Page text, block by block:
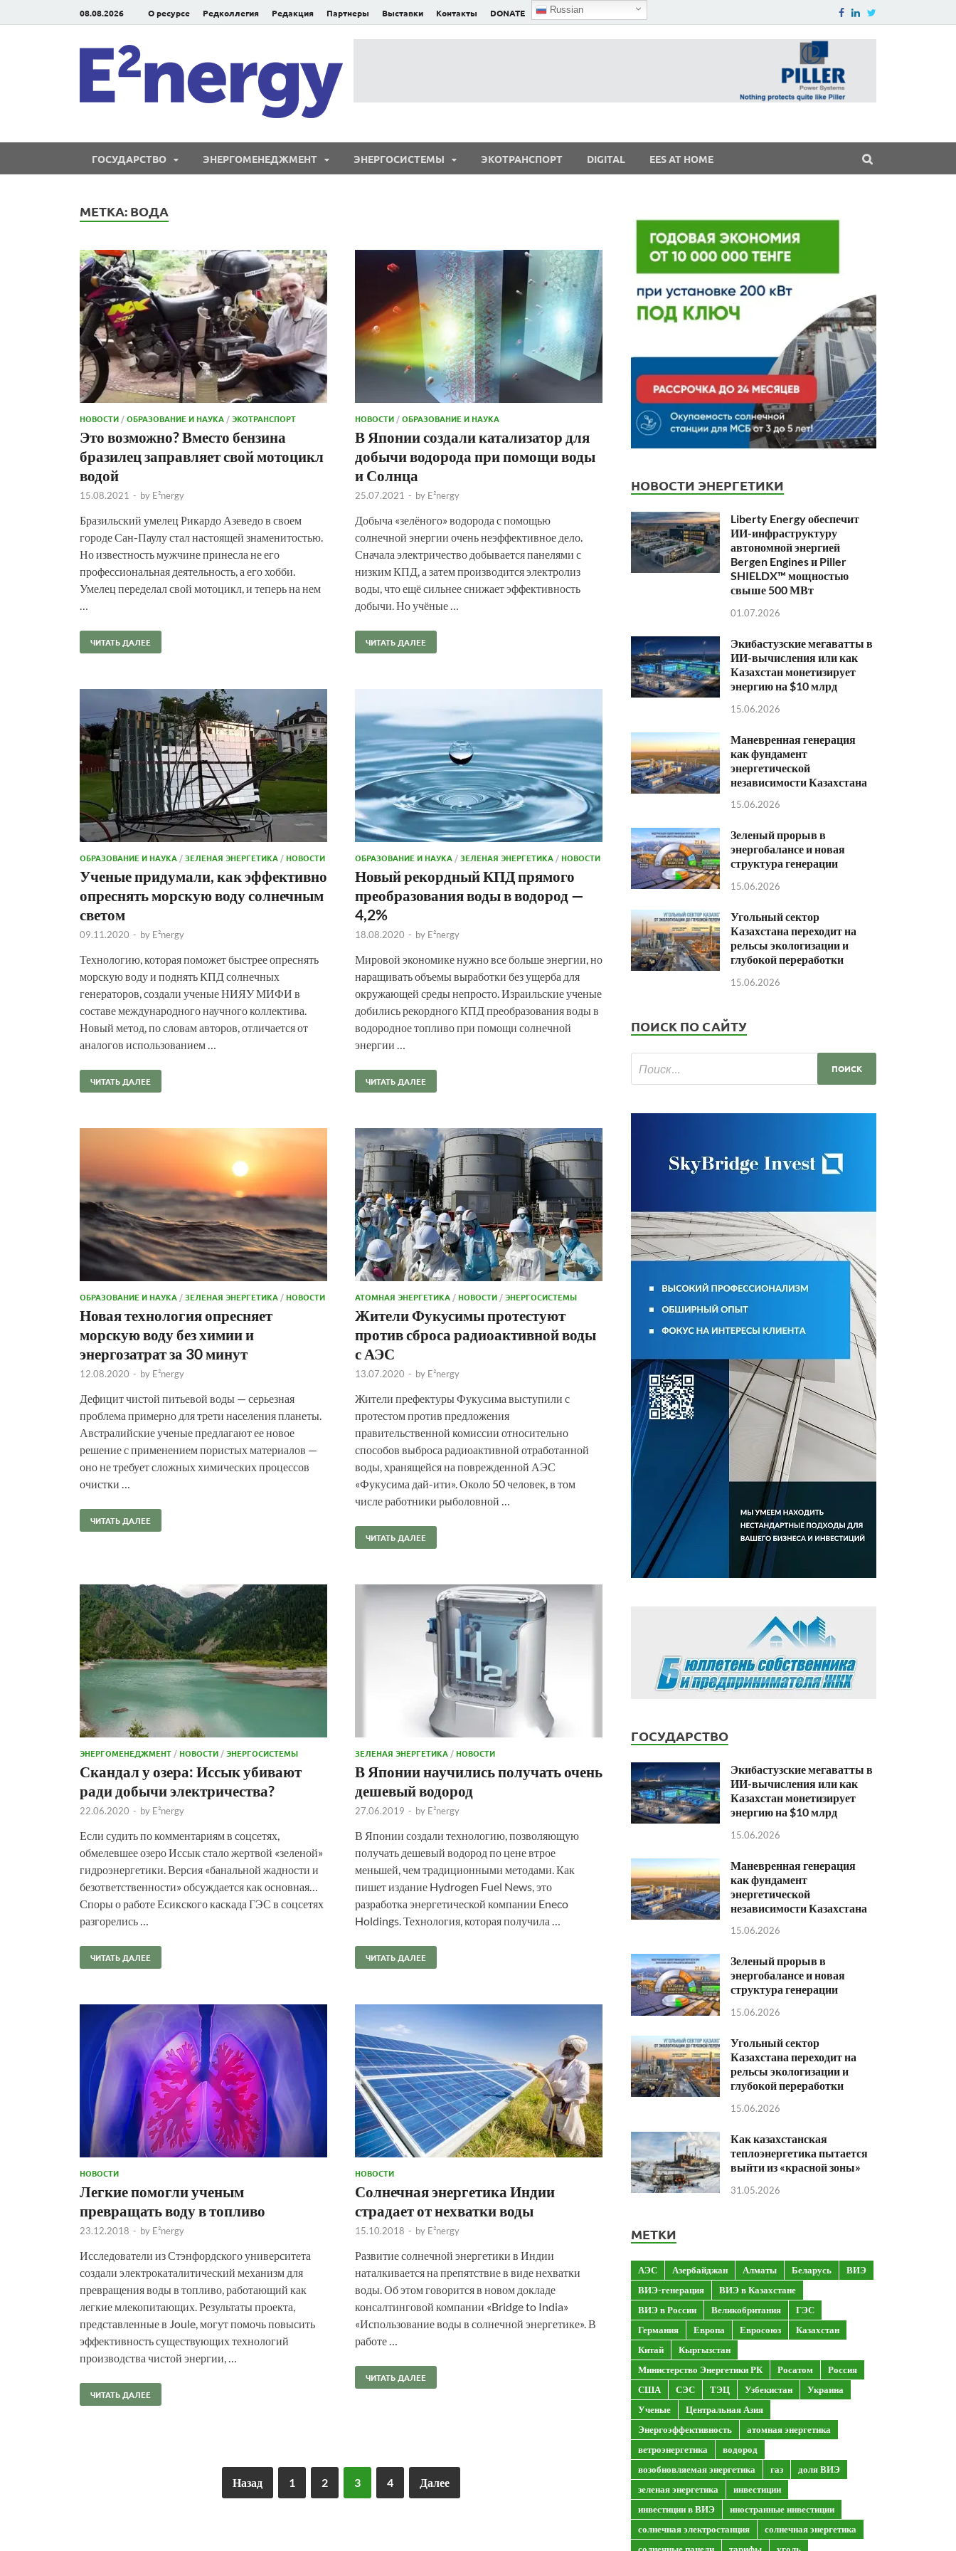
08.08.2026 О ресурсе Редколлегия Редакция Партнеры Выставки Контакты DONATE Russian
ГОСУДАРСТВО ЭНЕРГОМЕНЕДЖМЕНТ ЭНЕРГОСИСТЕМЫ ЭКОТРАНСПОРТ DIGITAL EES AT HOME
МЕТКА: ВОДА
НОВОСТИ /ОБРАЗОВАНИЕ И НАУКА /ЭКОТРАНСПОРТ
Это возможно? Вместо бензина
бразилец заправляет свой мотоцикл
водой
15.08.2021 - by E²nergy
Бразильский умелец Рикардо Азеведо в своем
городе Сан-Паулу стал настоящей знаменитостью.
Но известность мужчине принесла не его
профессиональная деятельность, а его хобби.
Умелец переделал свой мотоцикл, и теперь на нем
ЧИТАТЬ ДАЛЕЕ
НОВОСТИ /ОБРАЗОВАНИЕ И НАУКА
В Японии создали катализатор для
добычи водорода при помощи воды
и Солнца
25.07.2021 - by E²nergy
Добыча «зелёного» водорода с помощью
солнечной энергии очень неэффективное дело.
Сначала электричество добывается панелями с
низким КПД, а затем производится электролиз
воды, что ещё сильнее снижает эффективность
добычи. Но учёные …
ЧИТАТЬ ДАЛЕЕ
ОБРАЗОВАНИЕ И НАУКА /ЗЕЛЕНАЯ ЭНЕРГЕТИКА /НОВОСТИ
Ученые придумали, как эффективно
опреснять морскую воду солнечным
светом
09.11.2020 - by E²nergy
Технологию, которая поможет быстрее опреснять
морскую воду и поднять КПД солнечных
генераторов, создали ученые НИЯУ МИФИ в
составе международного научного коллектива.
Новый метод, по словам авторов, отличается от
аналогов использованием …
ЧИТАТЬ ДАЛЕЕ
ОБРАЗОВАНИЕ И НАУКА /ЗЕЛЕНАЯ ЭНЕРГЕТИКА /НОВОСТИ
Новый рекордный КПД прямого
преобразования воды в водород —
4,2%
18.08.2020 - by E²nergy
Мировой экономике нужно все больше энергии, но
наращивать объемы выработки без ущерба для
окружающей среды непросто. Израильские ученые
добились рекордного КПД преобразования воды в
водородное топливо при помощи солнечной
энергии …
ЧИТАТЬ ДАЛЕЕ
ОБРАЗОВАНИЕ И НАУКА /ЗЕЛЕНАЯ ЭНЕРГЕТИКА /НОВОСТИ
Новая технология опресняет
морскую воду без химии и
энергозатрат за 30 минут
12.08.2020 - by E²nergy
Дефицит чистой питьевой воды — серьезная
проблема примерно для трети населения планеты.
Австралийские ученые предлагают ее новое
решение с применением пористых материалов —
оно не требует сложных химических процессов
очистки …
ЧИТАТЬ ДАЛЕЕ
АТОМНАЯ ЭНЕРГЕТИКА /НОВОСТИ /ЭНЕРГОСИСТЕМЫ
Жители Фукусимы протестуют
против сброса радиоактивной воды
с АЭС
13.07.2020 - by E²nergy
Жители префектуры Фукусима выступили с
протестом против предложения
правительственной комиссии относительно
способов выброса радиоактивной отработанной
воды, хранящейся на поврежденной АЭС
«Фукусима дай-ити». Около 50 человек, в том
числе работники рыболовной …
ЧИТАТЬ ДАЛЕЕ
ЭНЕРГОМЕНЕДЖМЕНТ /НОВОСТИ /ЭНЕРГОСИСТЕМЫ
Скандал у озера: Иссык убивают
ради добычи электричества?
22.06.2020 - by E²nergy
Если судить по комментариям в соцсетях,
обмелевшее озеро Иссык стало жертвой «зеленой»
гидроэнергетики. Версия «банальной жадности и
безответственности» обсуждается как основная…
Споры о работе Есикского каскада ГЭС в соцсетях
разгорелись …
ЧИТАТЬ ДАЛЕЕ
ЗЕЛЕНАЯ ЭНЕРГЕТИКА /НОВОСТИ
В Японии научились получать очень
дешевый водород
27.06.2019 - by E²nergy
В Японии создали технологию, позволяющую
получать дешевый водород по цене втрое
меньшей, чем традиционными методами. Как
пишет издание Hydrogen Fuel News, это
разработка энергетической компании Eneco
Holdings. Технология, которая получила …
ЧИТАТЬ ДАЛЕЕ
НОВОСТИ
Легкие помогли ученым
превращать воду в топливо
23.12.2018 - by E²nergy
Исследователи из Стэнфордского университета
создали электрокаталитический механизм для
превращения воды в топливо, работающий как
легкие млекопитающих. Результаты проекта,
представленные в Joule, могут помочь повысить
эффективность существующих технологий
производства чистой энергии, …
ЧИТАТЬ ДАЛЕЕ
НОВОСТИ
Солнечная энергетика Индии
страдает от нехватки воды
15.10.2018 - by E²nergy
Развитие солнечной энергетики в Индии
наталкивается на препятствие в виде нехватки
воды. Об этом говорится в новом докладе
консалтинговой компании «Bridge to India»
«Использование воды в солнечной энергетике». В
работе …
ЧИТАТЬ ДАЛЕЕ
Назад 1 2 3 4 Далее
НОВОСТИ ЭНЕРГЕТИКИ
Liberty Energy обеспечит
ИИ-инфраструктуру
автономной энергией
Bergen Engines и Piller
SHIELDX™ мощностью
свыше 500 МВт
01.07.2026
Экибастузские мегаватты в
ИИ-вычисления или как
Казахстан монетизирует
энергию на $10 млрд
15.06.2026
Маневренная генерация
как фундамент
энергетической
независимости Казахстана
15.06.2026
Зеленый прорыв в
энергобалансе и новая
структура генерации
15.06.2026
Угольный сектор
Казахстана переходит на
рельсы экологизации и
глубокой переработки
15.06.2026
ПОИСК ПО САЙТУ
ГОСУДАРСТВО
Экибастузские мегаватты в
ИИ-вычисления или как
Казахстан монетизирует
энергию на $10 млрд
15.06.2026
Маневренная генерация
как фундамент
энергетической
независимости Казахстана
15.06.2026
Зеленый прорыв в
энергобалансе и новая
структура генерации
15.06.2026
Угольный сектор
Казахстана переходит на
рельсы экологизации и
глубокой переработки
15.06.2026
Как казахстанская
теплоэнергетика пытается
выйти из «красной зоны»
31.05.2026
МЕТКИ
АЭС Азербайджан Алматы Беларусь
ВИЭ
ВИЭ-генерация
ВИЭ в Казахстане
ВИЭ в России
Великобритания
ГЭС
Германия
Европа Евросоюз
Казахстан
Китай
Кыргызстан
Министерство Энергетики РК
Росатом
Россия
США
СЭС ТЭЦ Узбекистан
Украина
Ученые
Центральная Азия
Энергоэффективность
атомная энергетика
ветроэнергетика
водород
возобновляемая энергетика
газ
доля ВИЭ
зеленая энергетика
инвестиции
инвестиции в ВИЭ
иностранные инвестиции
солнечная электростанция
солнечная энергетика
солнечные панели
тарифы уголь